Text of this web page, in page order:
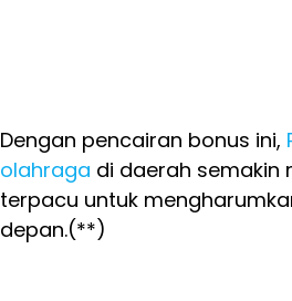
Dengan pencairan bonus ini,
olahraga di daerah semakin
terpacu untuk
depan.(**)